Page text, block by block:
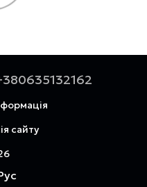
сайту